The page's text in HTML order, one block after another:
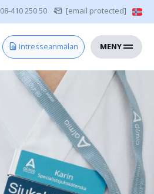
08-410 250 50 [email protected]
Intresseanmälan MENY
Sjuksköterska